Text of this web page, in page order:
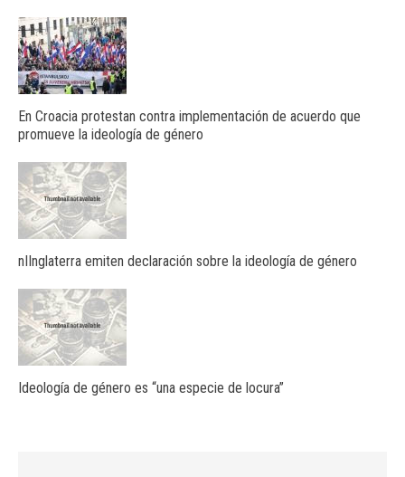
En Croacia protestan contra implementación de acuerdo que
promueve la ideología de género
nIInglaterra emiten declaración sobre la ideología de género
Ideología de género es “una especie de locura”